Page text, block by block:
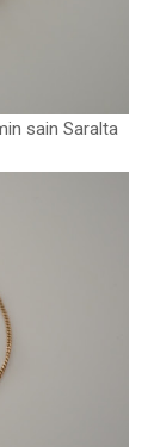
sain Saralta